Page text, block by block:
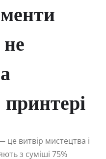
не
витвір мистецтва і
з суміші 75%